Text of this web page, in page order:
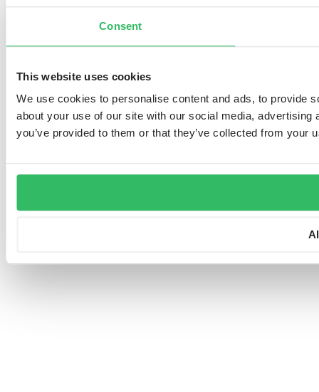
Consent
This website uses cookies
We use cookies to personalise content and ads, to provide
about your use of our site with our social media,
you’ve provided to them or that they’ve collected from your